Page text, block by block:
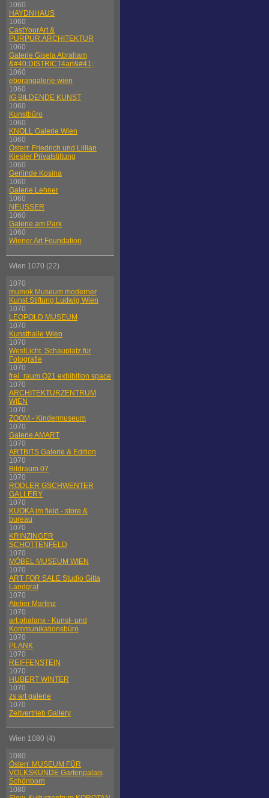
1060
HAYDNHAUS
1060
CastYourArt &
PURPUR.ARCHITEKTUR
1060
Galerie Gisela Abraham
&#40;DISTRICT4art&#41;
1060
eborangalerie wien
1060
IG BILDENDE KUNST
1060
Kunstbüro
1060
KNOLL Galerie Wien
1060
Österr. Friedrich und Lillian
Kiesler Privatstiftung
1060
Gerlinde Kosina
1060
Galerie Lehner
1060
NEUSSER
1060
Galerie am Park
1060
Wiener Art Foundation
Wien 1070 (22)
1070
mumok Museum moderner
Kunst Stiftung Ludwig Wien
1070
LEOPOLD MUSEUM
1070
Kunsthalle Wien
1070
WestLicht. Schauplatz für
Fotografie
1070
frei_raum Q21 exhibition space
1070
ARCHITEKTURZENTRUM
WIEN
1070
ZOOM - Kindermuseum
1070
Galerie AMART
1070
ARTBITS Galerie & Edition
1070
Bildraum 07
1070
RODLER GSCHWENTER
GALLERY
1070
KUOKA im field - store &
bureau
1070
KRINZINGER
SCHOTTENFELD
1070
MÖBEL MUSEUM WIEN
1070
ART FOR SALE Studio Gitta
Landgraf
1070
Atelier Martinz
1070
art:phalanx - Kunst- und
Kommunikationsbüro
1070
PLANK
1070
REIFFENSTEIN
1070
HUBERT WINTER
1070
zs art galerie
1070
Zeitvertrieb Gallery
Wien 1080 (4)
1080
Österr. MUSEUM FÜR
VOLKSKUNDE Gartenpalais
Schönborn
1080